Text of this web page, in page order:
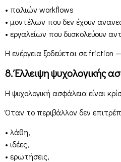
• παλιών workflows
• μοντέλων που δεν έχουν
• εργαλείων που δυσκολεύουν
Η ενέργεια ξοδεύεται σε friction
8. Έλλειψη ψυχολογικής
Η ψυχολογική ασφάλεια είναι
Όταν το περιβάλλον δεν
• λάθη,
• ιδέες,
• ερωτήσεις,